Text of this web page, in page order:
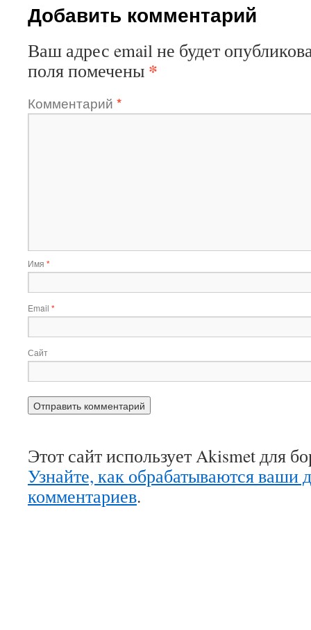
Добавить комментарий
Ваш адрес email не будет
поля помечены *
Комментарий *
Имя *
Email *
Сайт
Этот сайт использует Akismet для
Узнайте, как обрабатываются ваши
комментариев.